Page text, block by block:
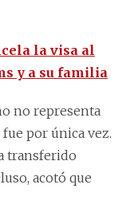
la visa al
y a su familia
no representa
por única vez.
transferido
acotó que